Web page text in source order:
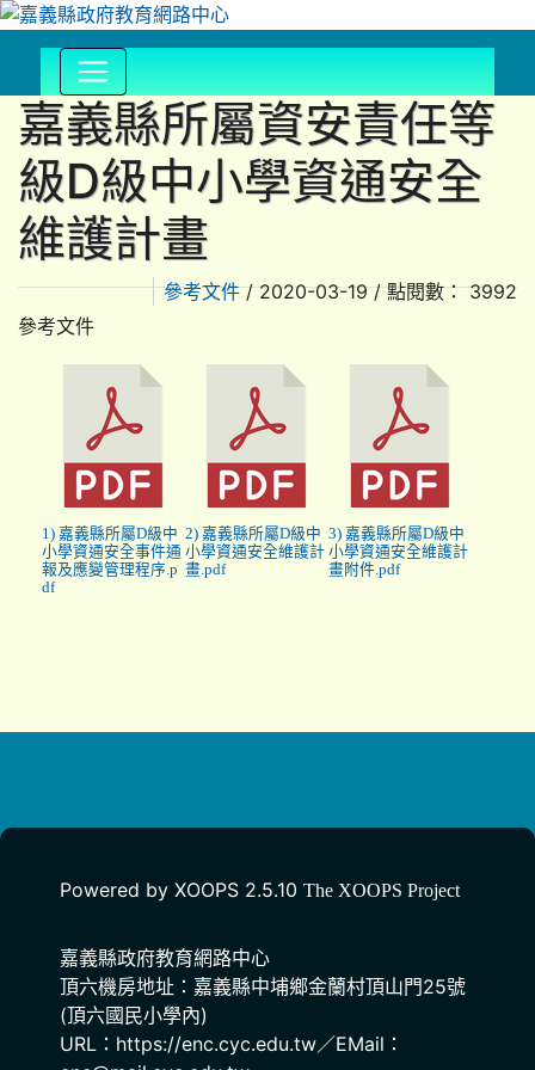
:::
嘉義縣所屬資安責任等
級D級中小學資通安全
維護計畫
參考文件/ 2020-03-19 / 點閱數： 3992
參考文件
1) 嘉義縣所屬D級中
小學資通安全事件通
報及應變管理程序.p
df
2) 嘉義縣所屬D級中
小學資通安全維護計
畫.pdf
3) 嘉義縣所屬D級中
小學資通安全維護計
畫附件.pdf
Powered by XOOPS 2.5.10 The XOOPS Project
嘉義縣政府教育網路中心
頂六機房地址：嘉義縣中埔鄉金蘭村頂山門25號
(頂六國民小學內)
URL：https://enc.cyc.edu.tw／EMail：